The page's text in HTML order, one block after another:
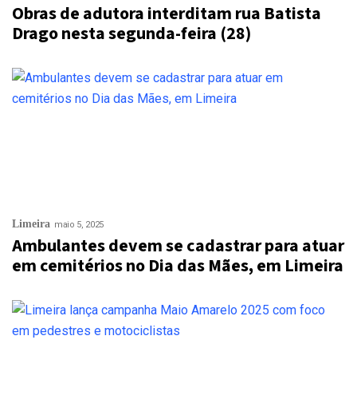
Obras de adutora interditam rua Batista
Drago nesta segunda-feira (28)
Limeira maio 5, 2025
Ambulantes devem se cadastrar para atuar
em cemitérios no Dia das Mães, em Limeira